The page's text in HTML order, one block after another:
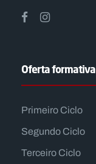
Oferta formativa
Primeiro Ciclo
Segundo Ciclo
Terceiro Ciclo